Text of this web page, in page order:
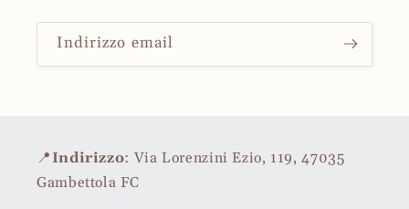
Indirizzo email
📍 Indirizzo: Via Lorenzini Ezio, 119, 47035
Gambettola FC